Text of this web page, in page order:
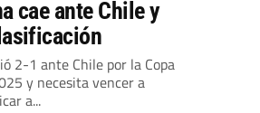
cae ante Chile y
2-1 ante Chile por la Copa
y necesita vencer a
a...